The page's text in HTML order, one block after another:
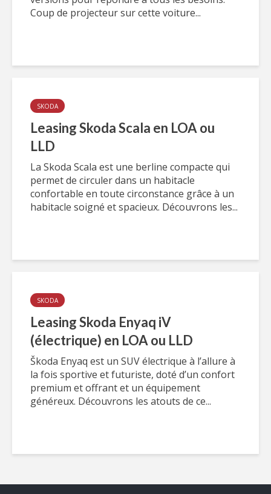
Coup de projecteur sur cette voiture...
SKODA
Leasing Skoda Scala en LOA ou
LLD
La Skoda Scala est une berline compacte qui
permet de circuler dans un habitacle
confortable en toute circonstance grâce à un
habitacle soigné et spacieux. Découvrons les...
SKODA
Leasing Skoda Enyaq iV
(électrique) en LOA ou LLD
Škoda Enyaq est un SUV électrique à l’allure à
la fois sportive et futuriste, doté d’un confort
premium et offrant et un équipement
généreux. Découvrons les atouts de ce...